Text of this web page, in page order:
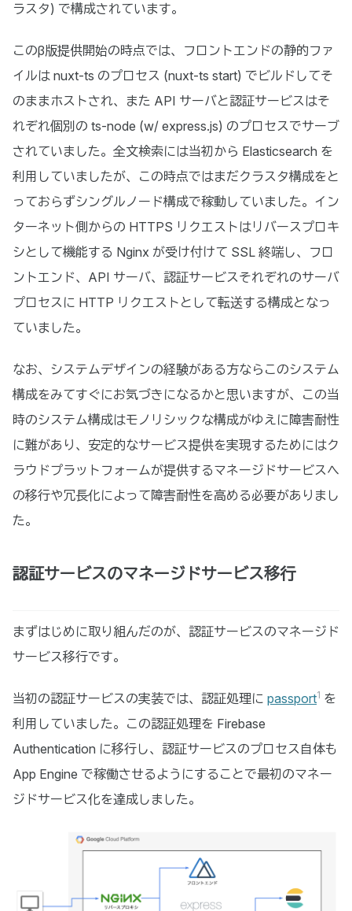
ラスタ) で構成されています。
このβ版提供開始の時点では、フロントエンドの静的ファ
イルは nuxt-ts のプロセス (nuxt-ts start) でビルドしてそ
のままホストされ、また API サーバと認証サービスはそ
れぞれ個別の ts-node (w/ express.js) のプロセスでサーブ
されていました。全文検索には当初から Elasticsearch を
利用していましたが、この時点ではまだクラスタ構成をと
っておらずシングルノード構成で稼動していました。イン
ターネット側からの HTTPS リクエストはリバースプロキ
シとして機能する Nginx が受け付けて SSL 終端し、フロ
ントエンド、API サーバ、認証サービスそれぞれのサーバ
プロセスに HTTP リクエストとして転送する構成となっ
ていました。
なお、システムデザインの経験がある方ならこのシステム
構成をみてすぐにお気づきになるかと思いますが、この当
時のシステム構成はモノリシックな構成がゆえに障害耐性
に難があり、安定的なサービス提供を実現するためにはク
ラウドプラットフォームが提供するマネージドサービスへ
の移行や冗長化によって障害耐性を高める必要がありまし
た。
認証サービスのマネージドサービス移行
まずはじめに取り組んだのが、認証サービスのマネージド
サービス移行です。
当初の認証サービスの実装では、認証処理に passport1 を
利用していました。この認証処理を Firebase
Authentication に移行し、認証サービスのプロセス自体も
App Engine で稼働させるようにすることで最初のマネー
ジドサービス化を達成しました。